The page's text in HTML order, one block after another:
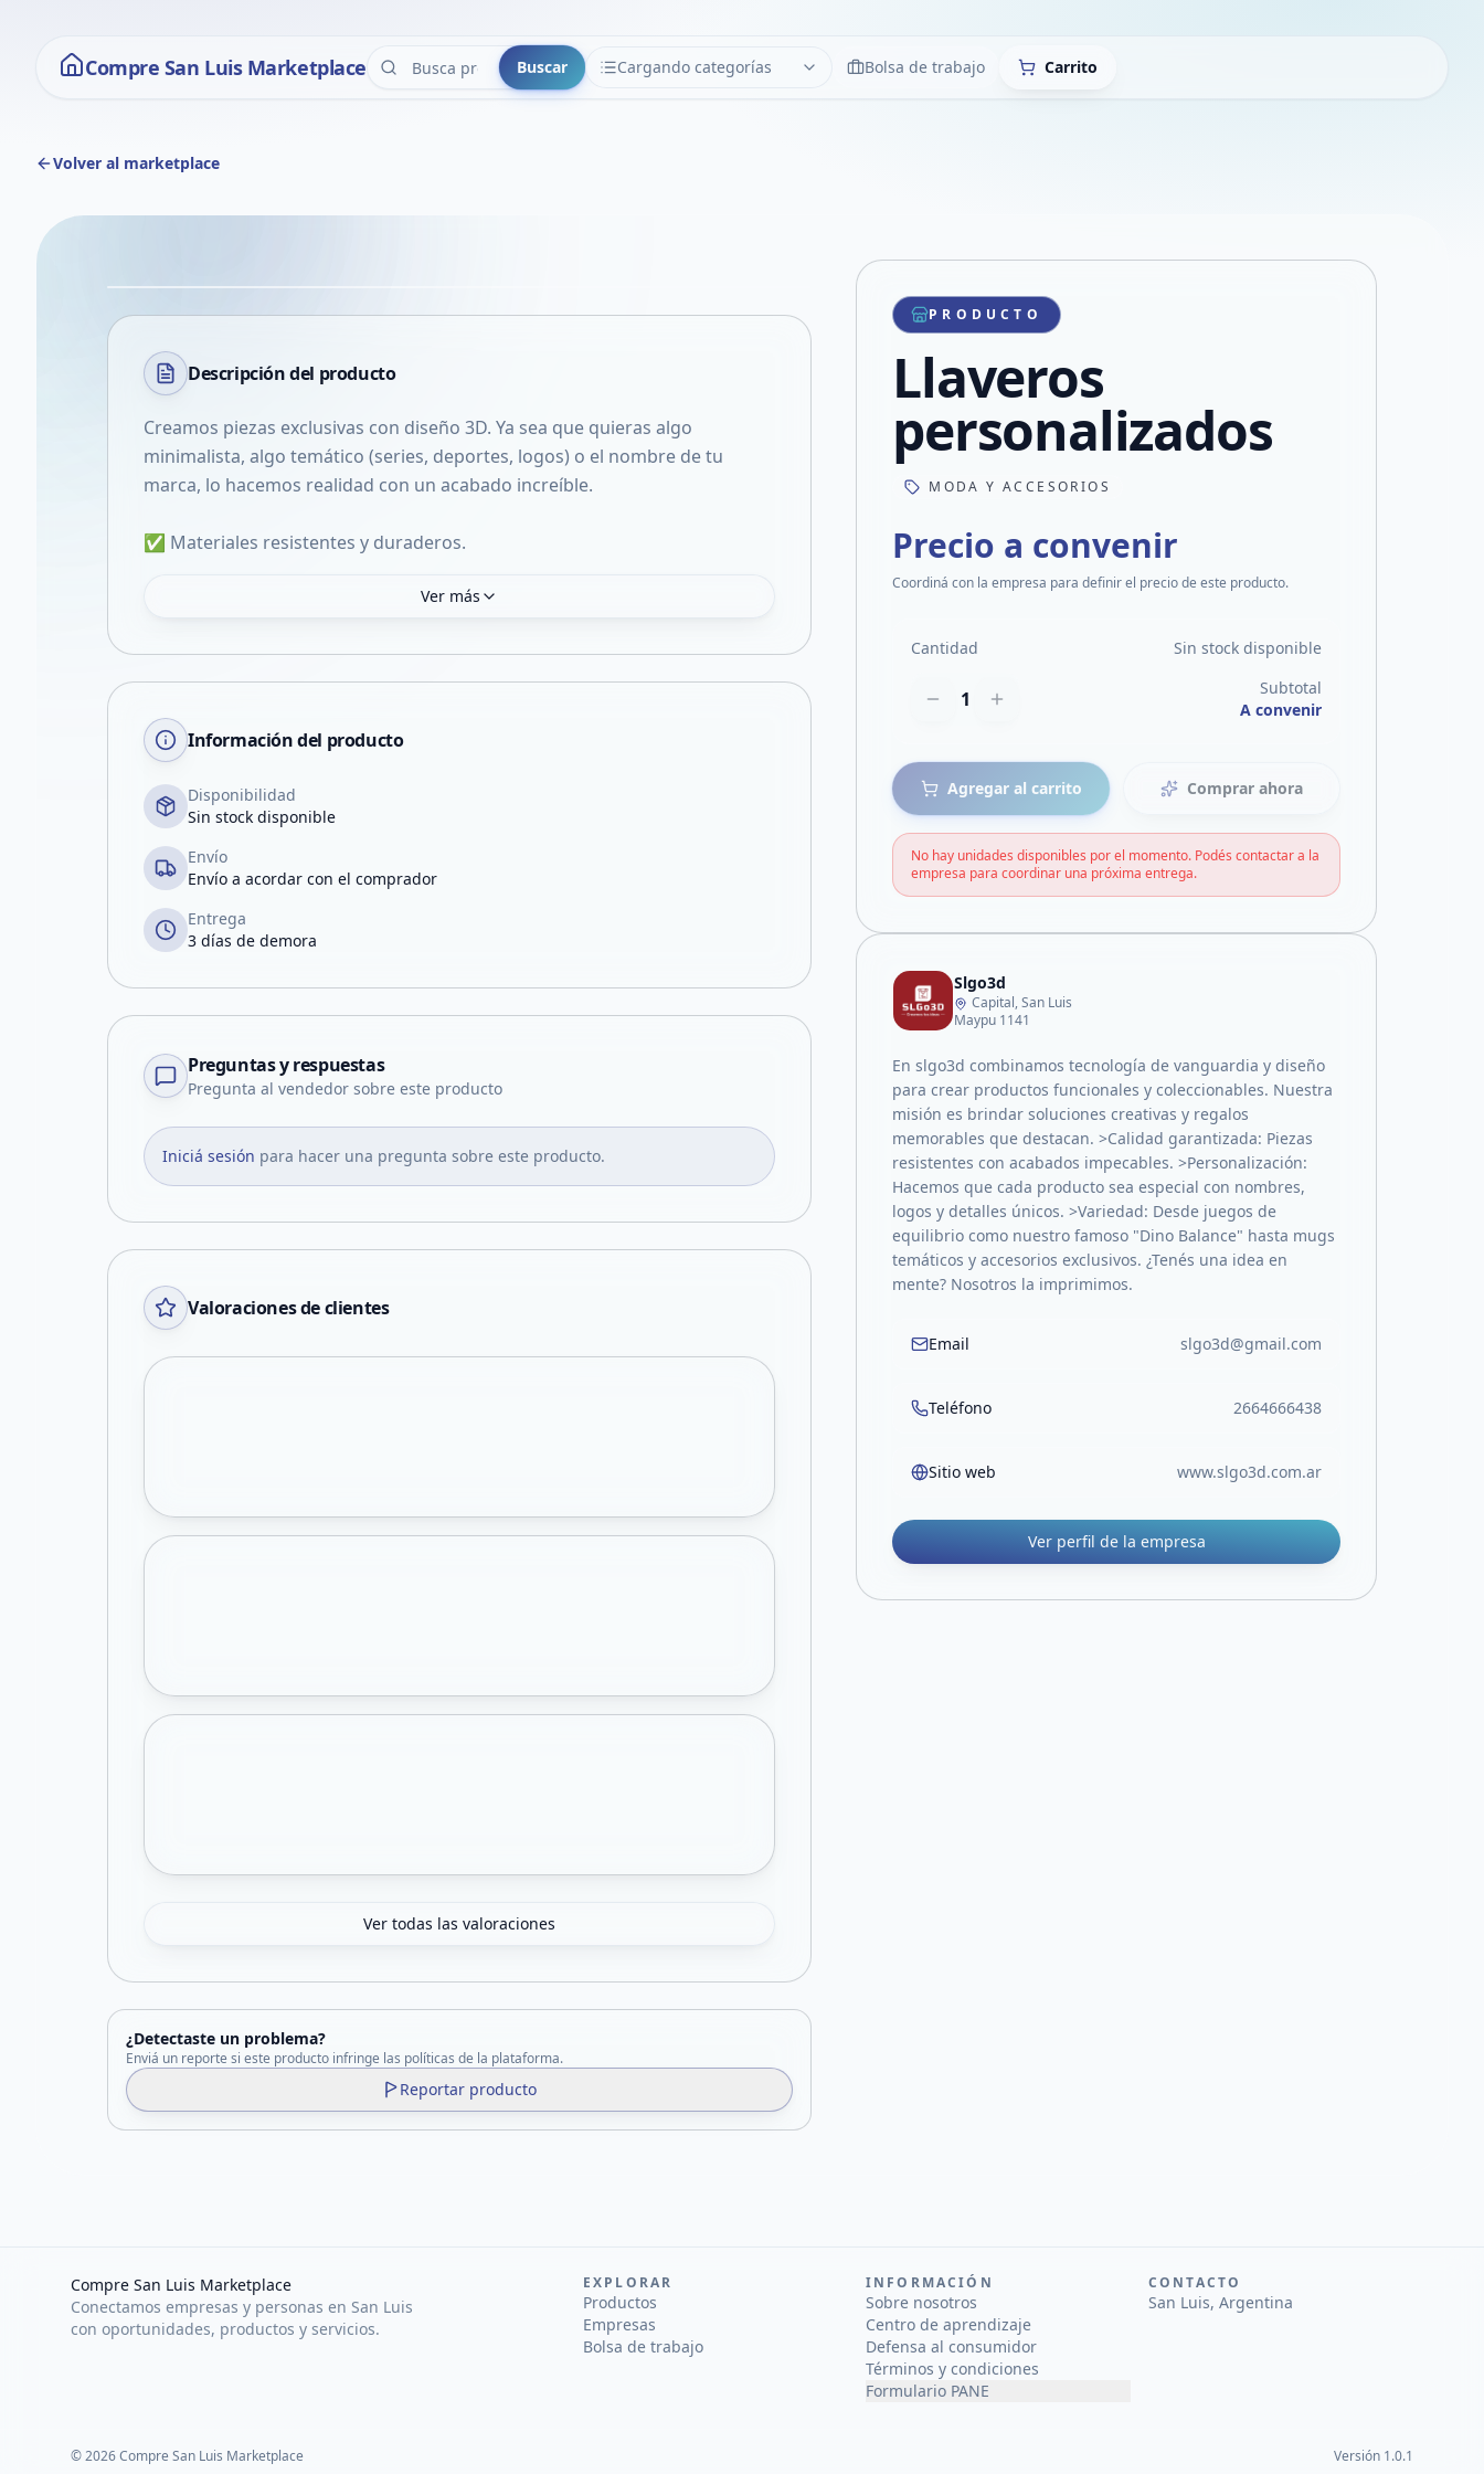
Compre San Luis Marketplace Buscar Cargando categorías
CATEGORÍAS LimpiarBolsa de trabajo Carrito
Volver al marketplace
VER EN PANTALLA COMPLETA
Compartir producto
Compartir por WhatsApp
Compartir por mail
Compartir en Facebook
Compartir en X
Descripción del producto
Creamos piezas exclusivas con diseño 3D. Ya sea que quieras algo
minimalista, algo temático (series, deportes, logos) o el nombre de tu
marca, lo hacemos realidad con un acabado increíble.
✅ Materiales resistentes y duraderos.
Ver más
Información del producto
Disponibilidad
Sin stock disponible
Envío
Envío a acordar con el comprador
Entrega
3 días de demora
Preguntas y respuestas
Pregunta al vendedor sobre este producto
Iniciá sesión para hacer una pregunta sobre este producto.
Valoraciones de clientes
Ver todas las valoraciones
¿Detectaste un problema?
Enviá un reporte si este producto infringe las políticas de la plataforma.
Reportar producto
PRODUCTO
Llaveros
personalizados
MODA Y ACCESORIOS
Precio a convenir
Coordiná con la empresa para definir el precio de este producto.
Cantidad Sin stock disponible
1
Subtotal
A convenir
Agregar al carrito Comprar ahora
No hay unidades disponibles por el momento. Podés contactar a la
empresa para coordinar una próxima entrega.
Slgo3d
Capital, San Luis
Maypu 1141
En slgo3d combinamos tecnología de vanguardia y diseño
para crear productos funcionales y coleccionables. Nuestra
misión es brindar soluciones creativas y regalos
memorables que destacan. >Calidad garantizada: Piezas
resistentes con acabados impecables. >Personalización:
Hacemos que cada producto sea especial con nombres,
logos y detalles únicos. >Variedad: Desde juegos de
equilibrio como nuestro famoso "Dino Balance" hasta mugs
temáticos y accesorios exclusivos. ¿Tenés una idea en
mente? Nosotros la imprimimos.
Email slgo3d@gmail.com
Teléfono 2664666438
Sitio web www.slgo3d.com.ar
Ver perfil de la empresa
Compre San Luis Marketplace
Conectamos empresas y personas en San Luis
con oportunidades, productos y servicios.
EXPLORAR
Productos
Empresas
Bolsa de trabajo
INFORMACIÓN
Sobre nosotros
Centro de aprendizaje
Defensa al consumidor
Términos y condiciones
Formulario PANE
CONTACTO
San Luis, Argentina
©2026Compre San Luis Marketplace Versión 1.0.1